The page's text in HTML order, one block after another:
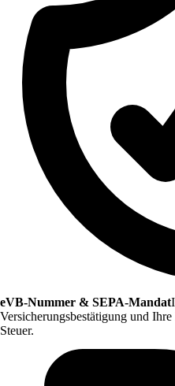
eVB-Nummer & SEPA-Mandat
Versicherungsbestätigung und
Steuer.